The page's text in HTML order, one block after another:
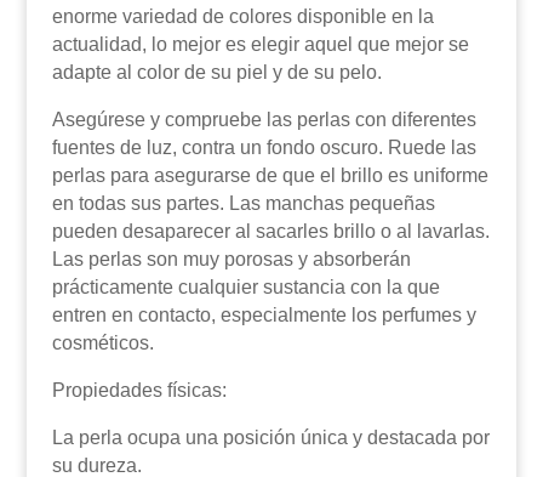
enorme variedad de colores disponible en la
actualidad, lo mejor es elegir aquel que mejor se
adapte al color de su piel y de su pelo.
Asegúrese y compruebe las perlas con diferentes
fuentes de luz, contra un fondo oscuro. Ruede las
perlas para asegurarse de que el brillo es uniforme
en todas sus partes. Las manchas pequeñas
pueden desaparecer al sacarles brillo o al lavarlas.
Las perlas son muy porosas y absorberán
prácticamente cualquier sustancia con la que
entren en contacto, especialmente los perfumes y
cosméticos.
Propiedades físicas:
La perla ocupa una posición única y destacada por
su dureza.